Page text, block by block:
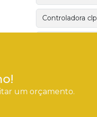
um orçamento.
Controladora clp